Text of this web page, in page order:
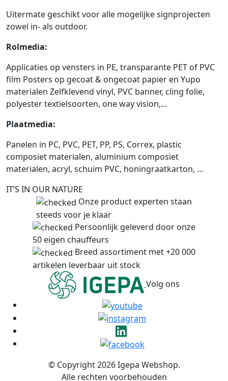
Uitermate geschikt voor alle mogelijke signprojecten
zowel in- als outdoor.
Rolmedia:
Applicaties op vensters in PE, transparante PET of PVC
film Posters op gecoat & ongecoat papier en Yupo
materialen Zelfklevend vinyl, PVC banner, cling folie,
polyester textielsoorten, one way vision,…
Plaatmedia:
Panelen in PC, PVC, PET, PP, PS, Correx, plastic
composiet materialen, aluminium composiet
materialen, acryl, schuim PVC, honingraatkarton, …
IT’S IN OUR NATURE
Onze product experten staan
steeds voor je klaar
Persoonlijk geleverd door onze
50 eigen chauffeurs
Breed assortiment met +20 000
artikelen leverbaar uit stock
Volg ons
© Copyright 2026 Igepa Webshop.
Alle rechten voorbehouden